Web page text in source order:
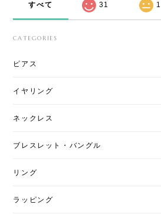
すべて 31 1
CATEGORIES
ピアス
イヤリング
ネックレス
ブレスレット・バングル
リング
ラッピング